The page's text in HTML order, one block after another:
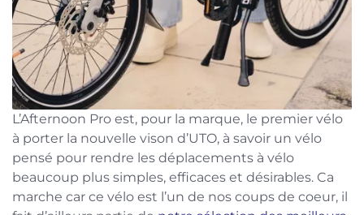
L’Afternoon Pro est, pour la marque, le premier vélo
à porter la nouvelle vison d’UTO, à savoir un vélo
pensé pour rendre les déplacements à vélo
beaucoup plus simples, efficaces et désirables. Ca
marche car ce vélo est l’un de nos coups de coeur, il